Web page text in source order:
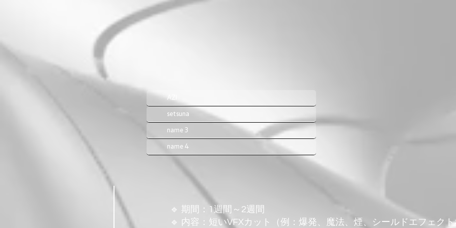
🔹 期間：1週間～2週間
🔹 内容：短いVFXカット（例：爆発、魔法、煙、シールドエフェク
AZI
setsuna
name 3
name 4